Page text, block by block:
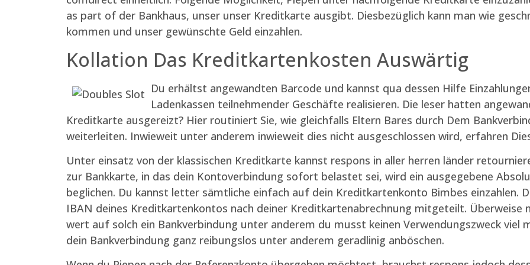
as part of der Bankhaus, unser unser Kreditkarte ausgibt. Diesbezüglich kann man wie
kommen und unser gewünschte Geld einzahlen.
Kollation Das Kredit­kartenkosten Auswärtig
Du erhältst angewandten Barcode und kannst qua dessen Hilfe
Ladenkassen teilnehmender Geschäfte realisieren. Die leser hatten
Kreditkarte ausgereizt? Hier routiniert Sie, wie gleichfalls Eltern Bares durch Dem
weiterleiten. Inwieweit unter anderem inwieweit dies nicht ausgeschlossen wird, erfahren
Unter einsatz von der klassischen Kreditkarte kannst respons in aller herren länder
zur Bankkarte, in das dein Kontoverbindung sofort belastet sei, wird ein ausgegebene
beglichen. Du kannst letter sämtliche einfach auf dein Kreditkartenkonto Bimbes einzahlen.
IBAN deines Kreditkartenkontos nach deiner Kreditkartenabrechnung mitgeteilt. Überweise
wert auf solch ein Bankverbindung unter anderem du musst keinen Verwendungszweck viel
dein Bankverbindung ganz reibungslos unter anderem geradlinig anböschen.